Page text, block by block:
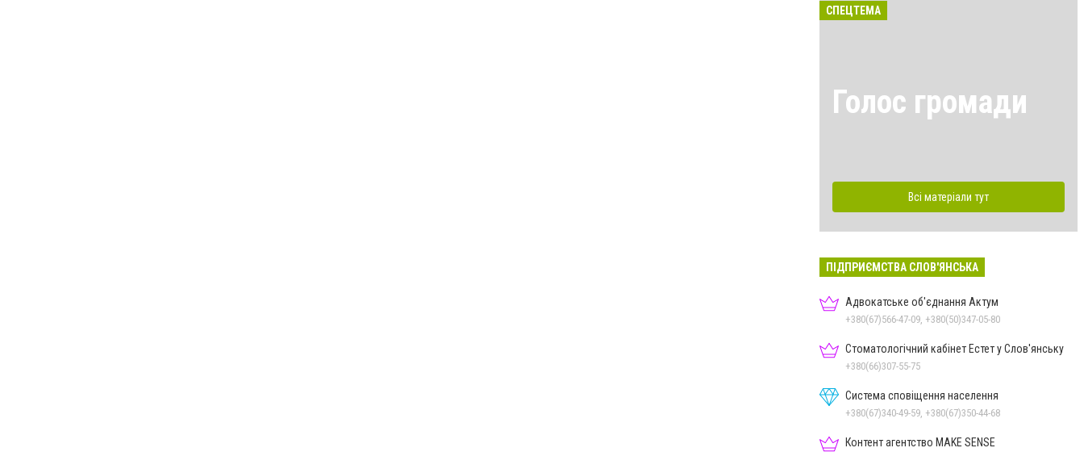
СПЕЦТЕМА
Голос громади
Всі матеріали тут
ПІДПРИЄМСТВА СЛОВ'ЯНСЬКА
Адвокатське об'єднання Актум
+380(67)566-47-09, +380(50)347-05-80
Стоматологічний кабінет Естет у Слов'янську
+380(66)307-55-75
Система сповіщення населення
+380(67)340-49-59, +380(67)350-44-68
Контент агентство MAKE SENSE